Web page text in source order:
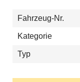
Fahrzeug-Nr.
Kategorie
Typ